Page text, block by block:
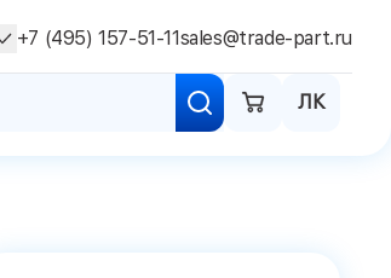
ЛК
+7 (495) 157-51-11sales@trade-part.ru